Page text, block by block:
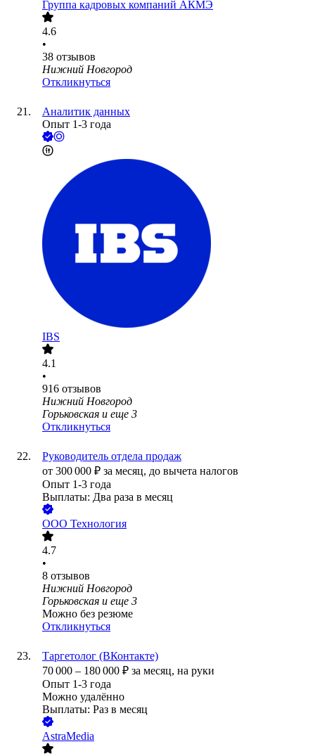
Группа кадровых компаний АКМЭ
4.6
•
38 отзывов
Нижний Новгород
Откликнуться
Аналитик данных
Опыт 1-3 года
IBS
4.1
•
916 отзывов
Нижний Новгород
Горьковская и еще 3
Откликнуться
Руководитель отдела продаж
от 300 000 ₽ за месяц, до вычета налогов
Опыт 1-3 года
Выплаты: Два раза в месяц
ООО Технология
4.7
•
8 отзывов
Нижний Новгород
Горьковская и еще 3
Можно без резюме
Откликнуться
Таргетолог (ВКонтакте)
70 000 – 180 000 ₽ за месяц, на руки
Опыт 1-3 года
Можно удалённо
Выплаты: Раз в месяц
AstraMedia